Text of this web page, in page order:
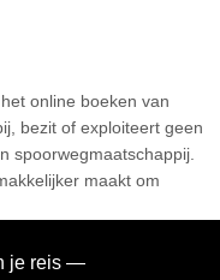
online boeken van
bezit of exploiteert geen
spoorwegmaatschappij.
maakt om
je reis —